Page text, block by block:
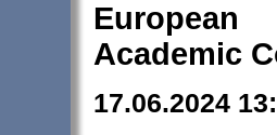
European
Academic
17.06.2024